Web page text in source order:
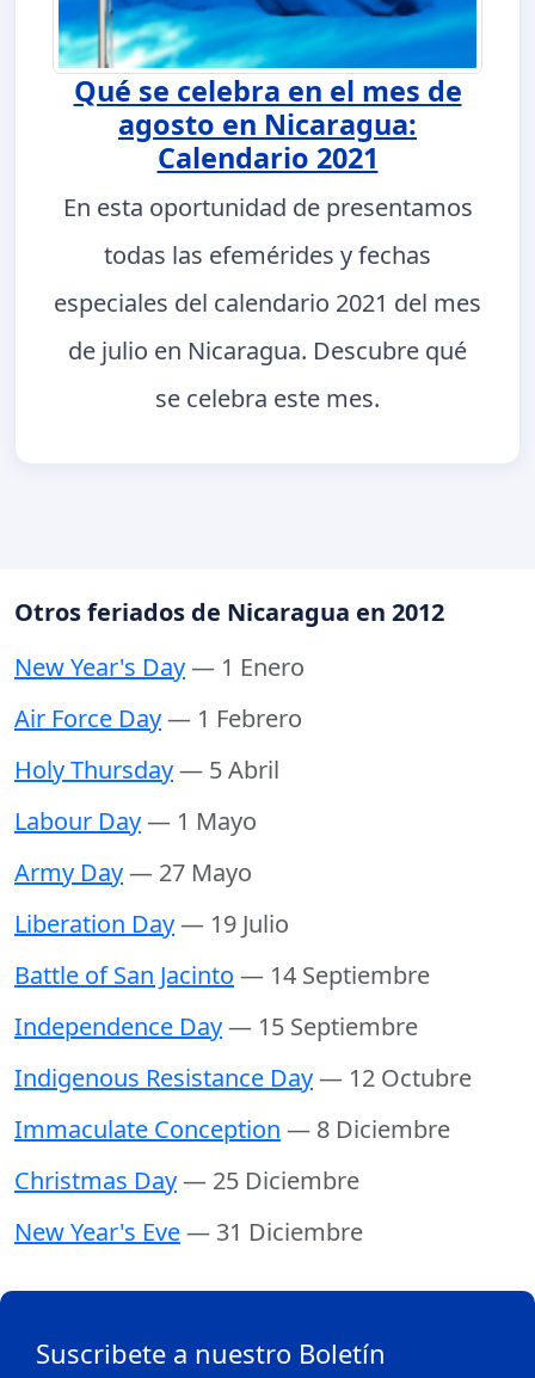
Qué se celebra en el mes de
agosto en Nicaragua:
Calendario 2021
En esta oportunidad de presentamos
todas las efemérides y fechas
especiales del calendario 2021 del mes
de julio en Nicaragua. Descubre qué
se celebra este mes.
Otros feriados de Nicaragua en 2012
New Year's Day— 1 Enero
Air Force Day— 1 Febrero
Holy Thursday— 5 Abril
Labour Day— 1 Mayo
Army Day— 27 Mayo
Liberation Day— 19 Julio
Battle of San Jacinto — 14 Septiembre
Independence Day— 15 Septiembre
Indigenous Resistance Day— 12 Octubre
Immaculate Conception — 8 Diciembre
Christmas Day— 25 Diciembre
New Year's Eve— 31 Diciembre
Suscribete a nuestro Boletín